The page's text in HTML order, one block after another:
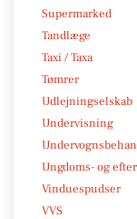
Supermarked
Tandlæge
Taxi / Taxa
Tømrer
Udlejningselskab
Undervisning
Ungdoms- og
Vinduespudser
VVS